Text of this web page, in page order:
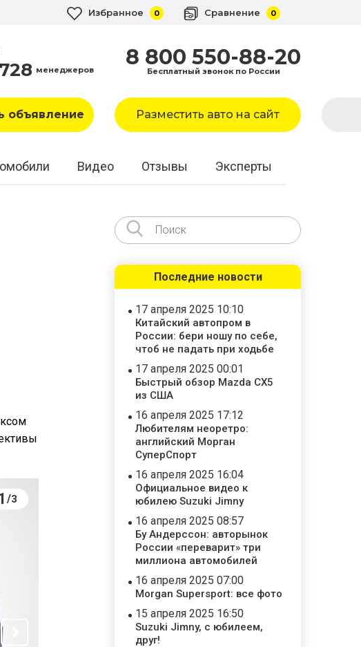
Избранное 0 Сравнение 0
728 менеджеров 8 800 550-88-20
Бесплатный звонок по России
объявление Разместить авто на сайт
Видео Отзывы Эксперты
/3
Последние новости
17 апреля 2025 10:10
Китайский автопром в
России: бери ношу по себе,
чтоб не падать при ходьбе
17 апреля 2025 00:01
Быстрый обзор Mazda CX5
из США
16 апреля 2025 17:12
Любителям неоретро:
английский Морган
СуперСпорт
16 апреля 2025 16:04
Официальное видео к
юбилею Suzuki Jimny
16 апреля 2025 08:57
Бу Андерссон: авторынок
России «переварит» три
миллиона автомобилей
16 апреля 2025 07:00
Morgan Supersport: все фото
15 апреля 2025 16:50
Suzuki Jimny, с юбилеем,
друг!